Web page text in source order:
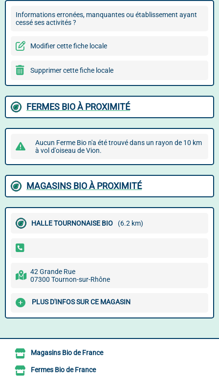
Informations erronées, manquantes ou établissement ayant
cessé ses activités ?
Modifier cette fiche locale
Supprimer cette fiche locale
FERMES BIO À PROXIMITÉ
Aucun Ferme Bio n'a été trouvé dans un rayon de 10 km
à vol d'oiseau de Vion.
MAGASINS BIO À PROXIMITÉ
HALLE TOURNONAISE BIO (6.2 km)
42 Grande Rue
07300 Tournon-sur-Rhône
PLUS D'INFOS SUR CE MAGASIN
Magasins Bio de France
Fermes Bio de France